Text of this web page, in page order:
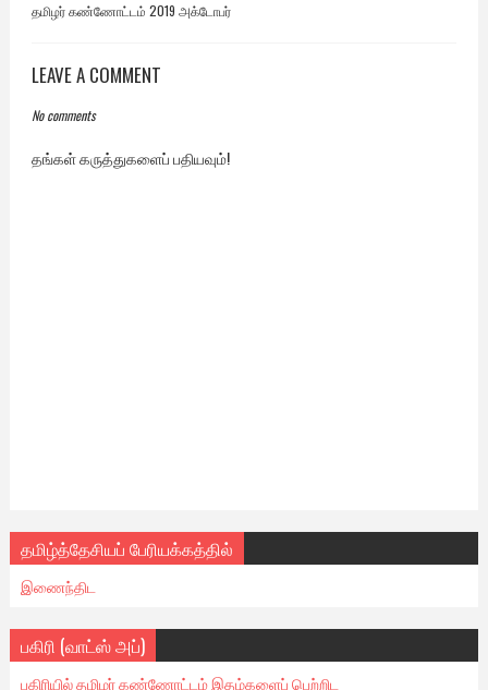
தமிழர் கண்ணோட்டம் 2019 அக்டோபர்
LEAVE A COMMENT
No comments
தங்கள் கருத்துகளைப் பதியவும்!
தமிழ்த்தேசியப் பேரியக்கத்தில்
இணைந்திட
பகிரி (வாட்ஸ் அப்)
பகிரியில் தமிழர் கண்ணோட்டம் இதழ்களைப் பெற்றிட